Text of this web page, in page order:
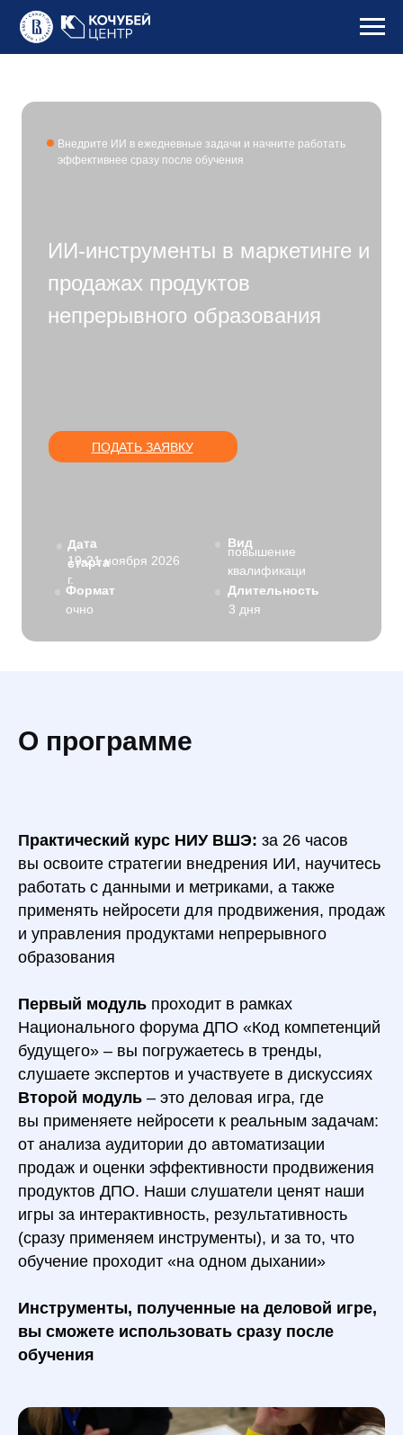
ИИ-инструменты в маркетинге и
продажах продуктов
непрерывного образования
Внедрите ИИ в ежедневные задачи и начните работать
эффективнее сразу после обучения
повышение
квалификаци
3 дня
Длительность
очно
Формат
19-21 ноября 2026
г.
Дата
старта
ПОДАТЬ ЗАЯВКУ
Вид
О программе
Практический курс НИУ ВШЭ: за 26 часов
вы освоите стратегии внедрения ИИ, научитесь
работать с данными и метриками, а также
применять нейросети для продвижения, продаж
и управления продуктами непрерывного
образования
Первый модуль проходит в рамках
Национального форума ДПО «Код компетенций
будущего» – вы погружаетесь в тренды,
слушаете экспертов и участвуете в дискуссиях
Второй модуль – это деловая игра, где
вы применяете нейросети к реальным задачам:
от анализа аудитории до автоматизации
продаж и оценки эффективности продвижения
продуктов ДПО. Наши слушатели ценят наши
игры за интерактивность, результативность
(сразу применяем инструменты), и за то, что
обучение проходит «на одном дыхании»
Инструменты, полученные на деловой игре,
вы сможете использовать сразу после
обучения